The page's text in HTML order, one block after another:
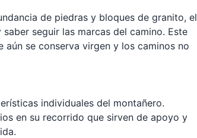
de piedras y bloques de granito, el
seguir las marcas del camino. Este
se conserva virgen y los caminos no
individuales del montañero.
en su recorrido que sirven de apoyo y